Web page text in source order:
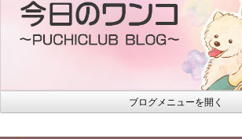
ブログメニューを開く